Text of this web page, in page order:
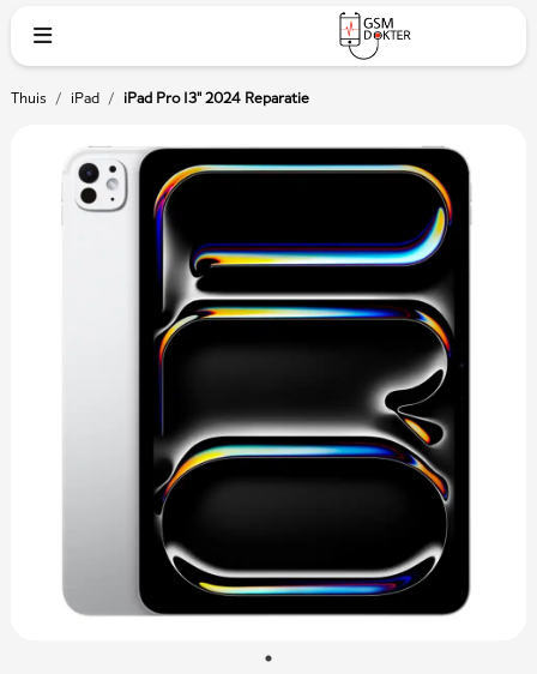
Thuis / iPad / iPad Pro 13" 2024 Reparatie